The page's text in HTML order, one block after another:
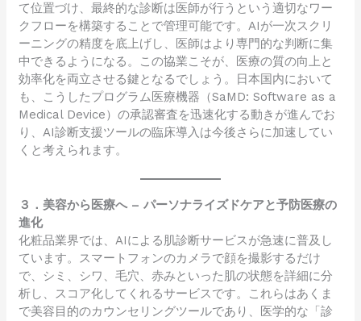
て位置づけ、最終的な診断は医師が行うという適切なワー
クフローを構築することで管理可能です。AIが一次スクリ
ーニングの精度を底上げし、医師はより専門的な判断に集
中できるようになる。この協業こそが、医療の質の向上と
効率化を両立させる鍵となるでしょう。日本国内において
も、こうしたプログラム医療機器（SaMD: Software as a
Medical Device）の承認審査を迅速化する動きが進んでお
り、AI診断支援ツールの臨床導入は今後さらに加速してい
くと考えられます。
３．美容から医療へ – パーソナライズドケアと予防医療の
進化
化粧品業界では、AIによる肌診断サービスが急速に普及し
ています。スマートフォンのカメラで顔を撮影するだけ
で、シミ、シワ、毛穴、赤みといった肌の状態を詳細に分
析し、スコア化してくれるサービスです。これらはあくま
で美容目的のカウンセリングツールであり、医学的な「診